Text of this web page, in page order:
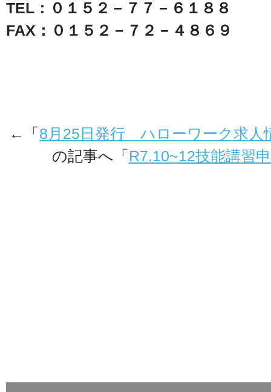
TEL：０１５２－７７－６１８８
FAX：０１５２－７２－４８６９
←「 8月25日発行 ハローワーク求人
の記事へ「 R7.10~12技能講習